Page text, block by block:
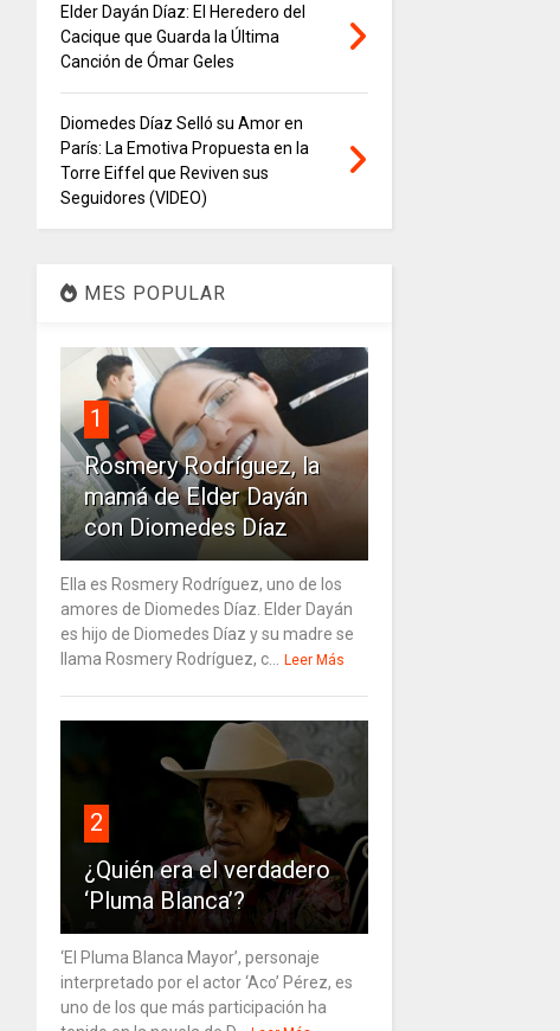
Elder Dayán Díaz: El Heredero del
Cacique que Guarda la Última
Canción de Ómar Geles
Diomedes Díaz Selló su Amor en
París: La Emotiva Propuesta en la
Torre Eiffel que Reviven sus
Seguidores (VIDEO)
MES POPULAR
1
Rosmery Rodríguez, la
mamá de Elder Dayán
con Diomedes Díaz
Ella es Rosmery Rodríguez, uno de los
amores de Diomedes Díaz. Elder Dayán
es hijo de Diomedes Díaz y su madre se
llama Rosmery Rodríguez, c... Leer Más
2
¿Quién era el verdadero
‘Pluma Blanca’?
‘El Pluma Blanca Mayor’, personaje
interpretado por el actor ‘Aco’ Pérez, es
uno de los que más participación ha